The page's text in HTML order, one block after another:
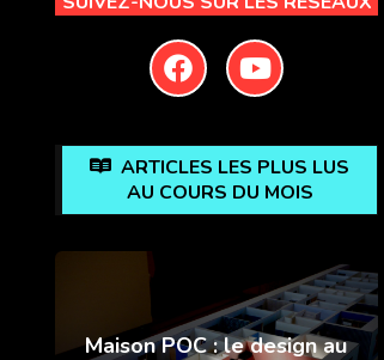
ARTICLES LES PLUS LUS
AU COURS DU MOIS
Maison POC : le design au